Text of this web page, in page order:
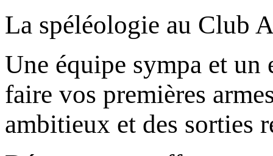
La spéléologie au Club
Une équipe sympa et un
faire vos premières
ambitieux et des sorties